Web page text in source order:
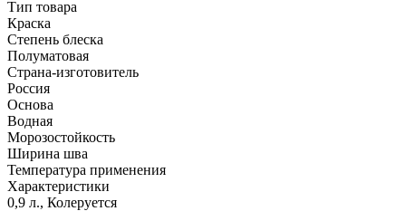
Тип товара
Краска
Степень блеска
Полуматовая
Страна-изготовитель
Россия
Основа
Водная
Морозостойкость
Ширина шва
Температура применения
Характеристики
0,9 л., Колеруется